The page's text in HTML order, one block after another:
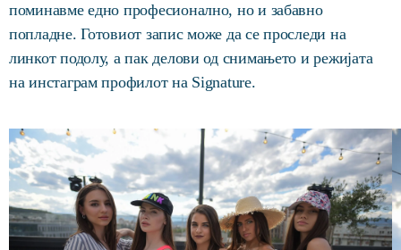
поминавме едно професионално, но и забавно
попладне. Готовиот запис може да се проследи на
линкот подолу, а пак делови од снимањето и режијата
на инстаграм профилот на Signature.